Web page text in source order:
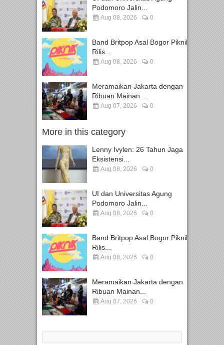
Podomoro Jalin...
Aug 08, 2026 0
Band Britpop Asal Bogor Piknik
Rilis...
Aug 08, 2026 0
Meramaikan Jakarta dengan
Ribuan Mainan...
Aug 07, 2026 0
More in this category
Lenny Ivylen: 26 Tahun Jaga
Eksistensi...
Aug 08, 2026 0
UI dan Universitas Agung
Podomoro Jalin...
Aug 08, 2026 0
Band Britpop Asal Bogor Piknik
Rilis...
Aug 08, 2026 0
Meramaikan Jakarta dengan
Ribuan Mainan...
Aug 07, 2026 0